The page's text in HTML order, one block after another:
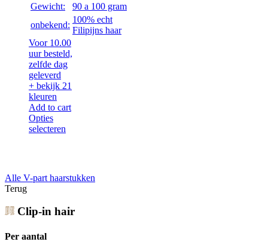
Gewicht:
90 a 100 gram
onbekend:
100% echt
Filipijns haar
Voor 10.00
uur besteld,
zelfde dag
geleverd
+ bekijk 21
kleuren
Add to cart
Opties
selecteren
Alle V-part haarstukken
Terug
Clip-in hair
Per aantal